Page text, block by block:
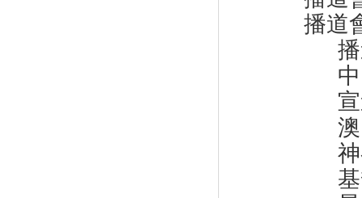
播道
播道
中國
宣道
澳門
神召
基督